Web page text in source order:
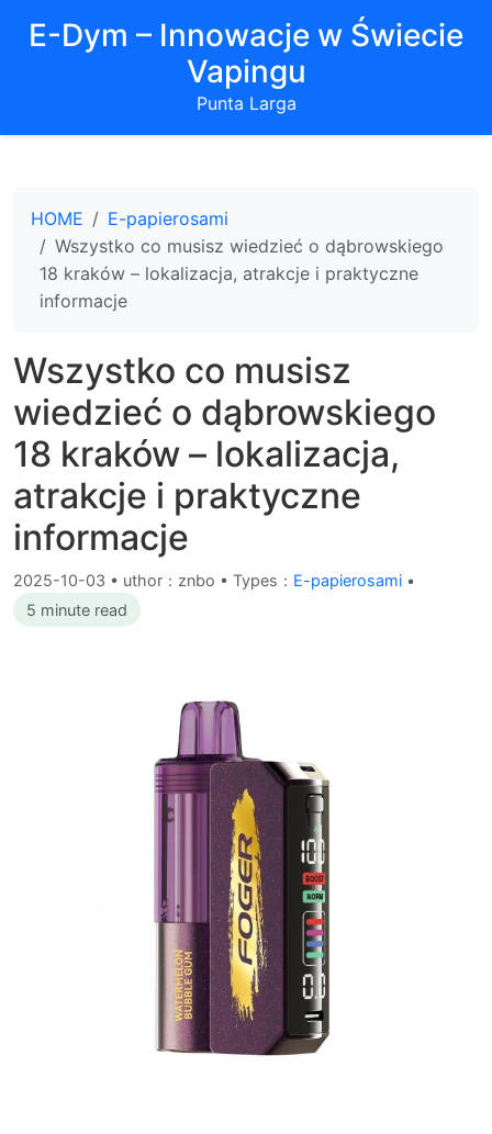
E-Dym – Innowacje w Świecie
Vapingu
Punta Larga
HOME
E-papierosami
Wszystko co musisz wiedzieć o dąbrowskiego
18 kraków – lokalizacja, atrakcje i praktyczne
informacje
Wszystko co musisz
wiedzieć o dąbrowskiego
18 kraków – lokalizacja,
atrakcje i praktyczne
informacje
2025-10-03 • uthor：znbo • Types： E-papierosami •
5 minute read